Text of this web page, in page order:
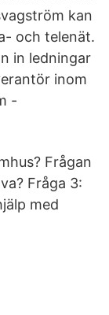
kan
och telenät.
in ledningar
inom
-
Frågan
Fråga 3:
med